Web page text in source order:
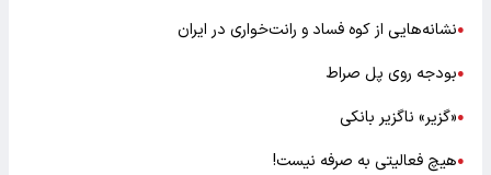
●نشانه‌هایی از کوه فساد و رانت‌خواری در ایران
●بودجه روی پل صراط
●«گزیر» ناگزیر بانکی
●هیچ فعالیتی به صرفه نیست!